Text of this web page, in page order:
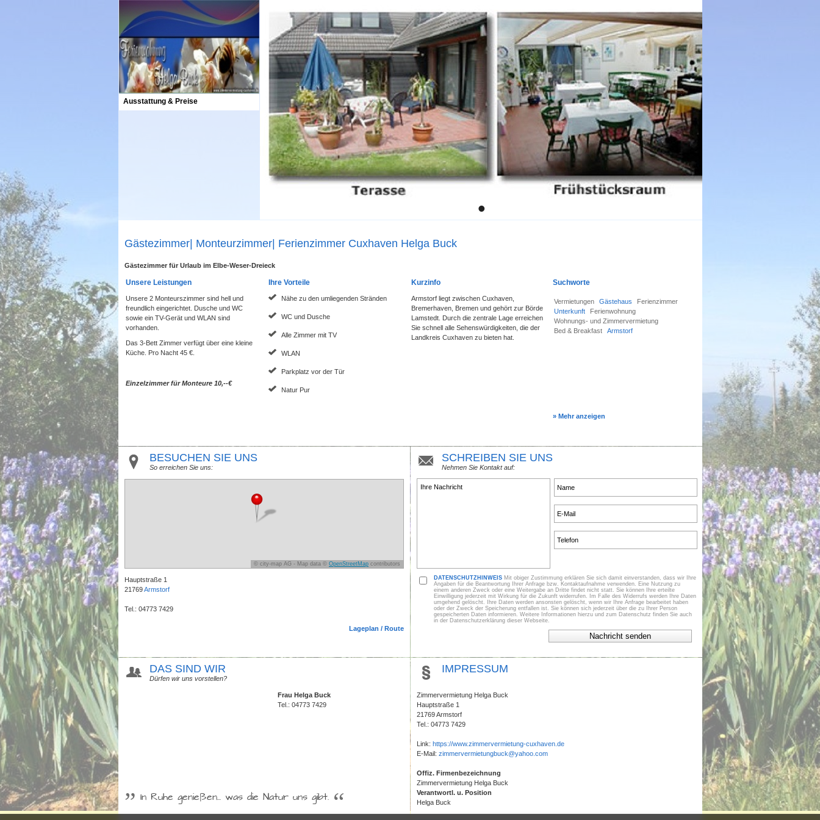
•
Ausstattung & Preise
Gästezimmer| Monteurzimmer| Ferienzimmer Cuxhaven Helga Buck
Gästezimmer für Urlaub im Elbe-Weser-Dreieck
Unsere Leistungen
Unsere 2 Monteurszimmer sind hell und
freundlich eingerichtet. Dusche und WC
sowie ein TV-Gerät und WLAN sind
vorhanden.
Das 3-Bett Zimmer verfügt über eine kleine
Küche. Pro Nacht 45 €.
Einzelzimmer für Monteure 10,--€
Ihre Vorteile
Nähe zu den umliegenden Stränden
WC und Dusche
Alle Zimmer mit TV
WLAN
Parkplatz vor der Tür
Natur Pur
Kurzinfo
Armstorf liegt zwischen Cuxhaven,
Bremerhaven, Bremen und gehört zur Börde
Lamstedt. Durch die zentrale Lage erreichen
Sie schnell alle Sehenswürdigkeiten, die der
Landkreis Cuxhaven zu bieten hat.
Suchworte
Vermietungen Gästehaus
Ferienzimmer
Unterkunft
Ferienwohnung
Wohnungs- und Zimmervermietung
Bed & Breakfast
Armstorf
» Mehr anzeigen
BESUCHEN SIE UNS
So erreichen Sie uns:
Hauptstraße 1
21769Armstorf
Tel.: 04773 7429
Lageplan / Route
SCHREIBEN SIE UNS
Nehmen Sie Kontakt auf:
DATENSCHUTZHINWEISMit obiger Zustimmung erklären Sie sich damit einverstanden, dass wir Ihre
Angaben für die Beantwortung Ihrer Anfrage bzw. Kontaktaufnahme verwenden. Eine Nutzung zu
einem anderen Zweck oder eine Weitergabe an Dritte findet nicht statt. Sie können Ihre erteilte
Einwilligung jederzeit mit Wirkung für die Zukunft widerrufen. Im Falle des Widerrufs werden Ihre Daten
umgehend gelöscht. Ihre Daten werden ansonsten gelöscht, wenn wir Ihre Anfrage bearbeitet haben
oder der Zweck der Speicherung entfallen ist. Sie können sich jederzeit über die zu Ihrer Person
gespeicherten Daten informieren. Weitere Informationen hierzu und zum Datenschutz finden Sie auch
in der Datenschutzerklärung dieser Webseite.
DAS SIND WIR
Dürfen wir uns vorstellen?
Frau Helga Buck
Tel.: 04773 7429
” In Ruhe genießen... was die Natur uns gibt. “
IMPRESSUM
Zimmervermietung Helga Buck
Hauptstraße 1
21769 Armstorf
Tel.: 04773 7429
Link: https://www.zimmervermietung-cuxhaven.de
E-Mail: zimmervermietungbuck@yahoo.com
Offiz. Firmenbezeichnung
Zimmervermietung Helga Buck
Verantwortl. u. Position
Helga Buck